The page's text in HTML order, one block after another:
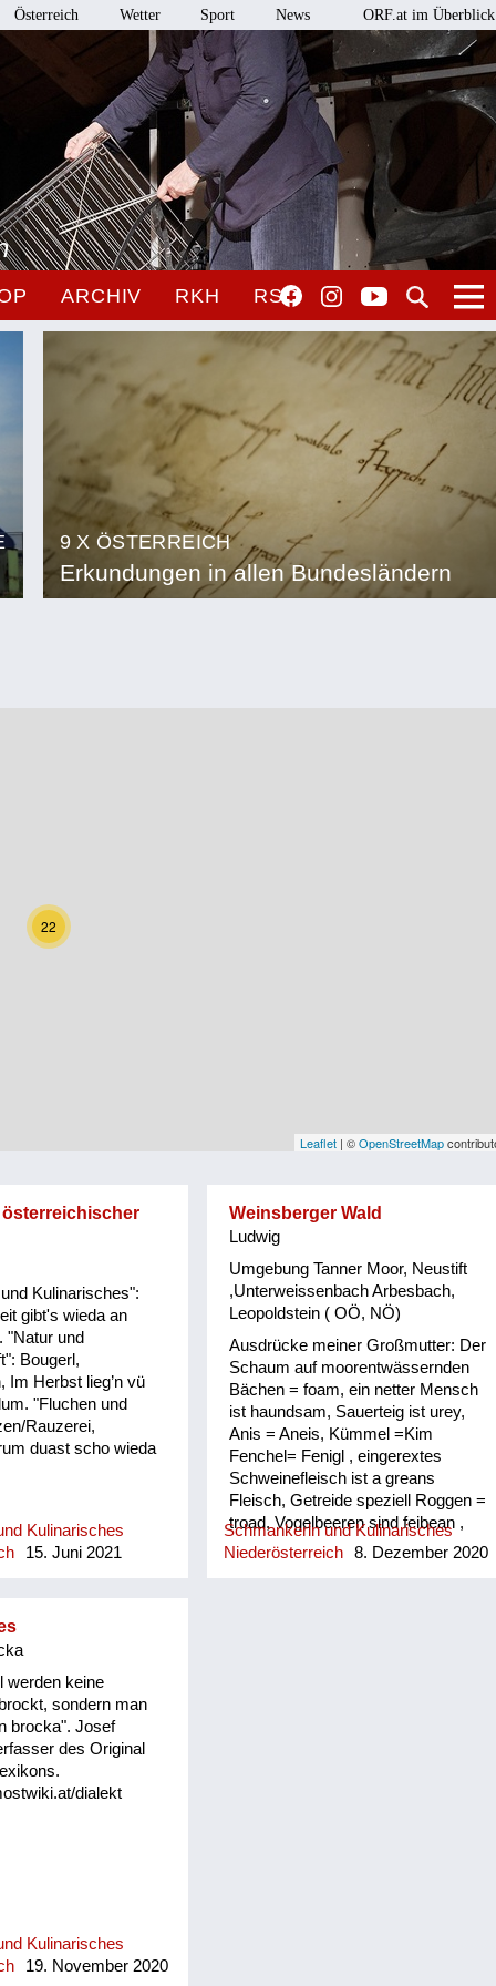
Österreich Wetter Sport News ORF.at im Überblick
ARCHIV RKH RSO
9 X ÖSTERREICH
Erkundungen in allen Bundesländern
22
Leaflet | ©OpenStreetMap
österreichischer
Kulinarisches":
gibt's wieda an
"Natur und
Bougerl,
Im Herbst lieg’n vü
"Fluchen und
Rauzerei,
duast scho wieda
Kulinarisches
15. Juni 2021
Weinsberger Wald
Ludwig
Umgebung Tanner Moor, Neustift
,Unterweissenbach Arbesbach,
Leopoldstein ( OÖ, NÖ)
Ausdrücke meiner Großmutter: Der
Schaum auf moorentwässernden
Bächen = foam, ein netter Mensch
ist haundsam, Sauerteig ist urey,
Anis = Aneis, Kümmel =Kim
Fenchel= Fenigl , eingerextes
Schweinefleisch ist a greans
Fleisch, Getreide speziell Roggen =
troad, Vogelbeeren sind feibean ,
Blaubeeren sind Heidelbeeren,
Schmankerln und Kulinarisches
Niederösterreich
8. Dezember 2020
werden keine
sondern man
brocka". Josef
des Original
dialekt
Kulinarisches
19. November 2020